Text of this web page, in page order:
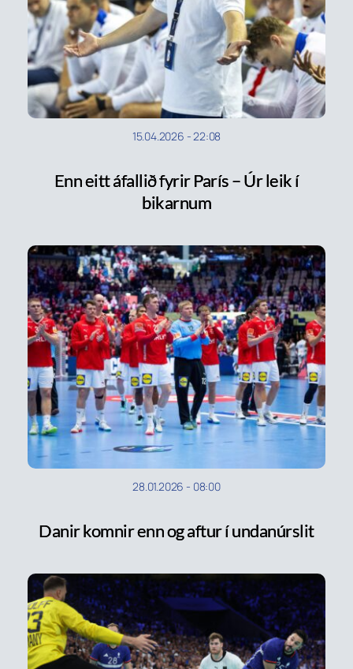
15.04.2026 -22:08
Enn eitt áfallið fyrir París – Úr leik í
bikarnum
28.01.2026 - 08:00
Danir komnir enn og aftur í undanúrslit